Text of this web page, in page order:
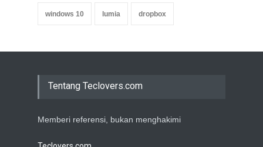
windows 10 lumia dropbox
Tentang Teclovers.com
Memberi referensi, bukan menghakimi